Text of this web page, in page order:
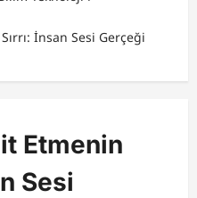
İnsan Sesi Gerçeği
Etmenin
Sesi